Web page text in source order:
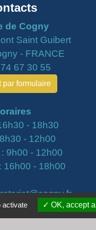
de Cogny
Saint Guibert
- FRANCE
67 30 55
par formulaire
- 18h30
- 12h00
9h00 - 12h00
16h00 - 18h00
activate OK, accept all